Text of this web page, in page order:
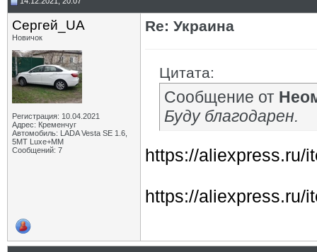
Сергей_UA
Новичок
Регистрация: 10.04.2021
Адрес: Кременчуг
Автомобиль: LADA Vesta SE 1.6,
5МТ Luxe+MM
Сообщений: 7
Re: Украина
Цитата:
Сообщение от
Буду благодарен.
https://aliexpress.ru/
https://aliexpress.ru/